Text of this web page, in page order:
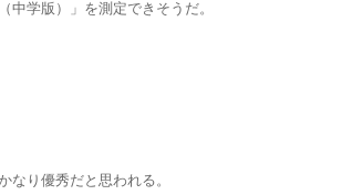
中学版）」を測定できそうだ。
なり優秀だと思われる。